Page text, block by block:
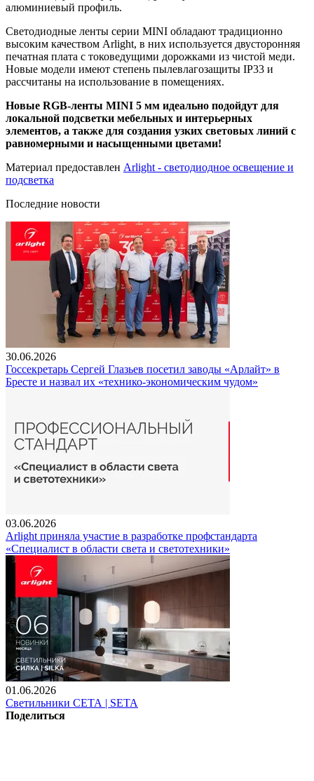
алюминиевый профиль.
Светодиодные ленты серии MINI обладают традиционно
высоким качеством Arlight, в них используется двусторонняя
печатная плата с токоведущими дорожками из чистой меди.
Новые модели имеют степень пылевлагозащиты IP33 и
рассчитаны на использование в помещениях.
Новые RGB-ленты MINI 5 мм идеально подойдут для
локальной подсветки мебельных и интерьерных
элементов, а также для создания узких световых линий с
равномерными и насыщенными цветами!
Материал предоставлен Arlight - светодиодное освещение и
подсветка
Последние новости
30.06.2026
Госсекретарь Сергей Глазьев посетил заводы «Арлайт» в
Бресте и назвал их «технико-экономическим чудом»
03.06.2026
Arlight приняла участие в разработке профстандарта
«Специалист в области света и светотехники»
01.06.2026
Светильники СЕТА | SETA
Поделиться